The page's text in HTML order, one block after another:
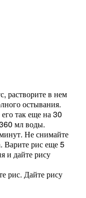
растворите в нем
остывания.
его так еще на 30
мл воды.
Не снимайте
Варите рис еще 5
и дайте рису
рис. Дайте рису